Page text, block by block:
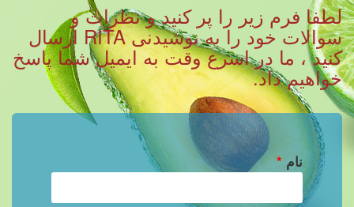
لطفا فرم زیر را پر کنید و نظرات و
سوالات خود را به نوشیدنی RITA ارسال
کنید ، ما در اسرع وقت به ایمیل شما پاسخ
خواهیم داد.
نام *